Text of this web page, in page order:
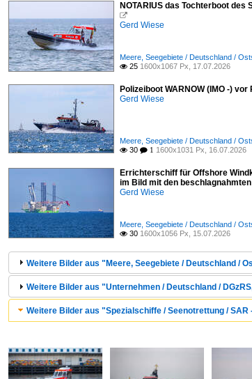
NOTARIUS das Tochterboot

Gerd Wiese
Meere, Seegebiete / Deutschland /
 25 1600x1067 Px, 17.07.2026
Polizeiboot WARNOW (IMO -) vor
Gerd Wiese
Meere, Seegebiete / Deutschland /
 30  1 1600x1031 Px, 16.07.2026
Errichterschiff für Offshore
im Bild mit den beschlagnahmten
Gerd Wiese
Meere, Seegebiete / Deutschland /
 30 1600x1056 Px, 15.07.2026
Weitere Bilder aus "Meere, Seegebiete / Deutschland /
Weitere Bilder aus "Unternehmen / Deutschland /
Weitere Bilder aus "Spezialschiffe / Seenotrettung / SAR